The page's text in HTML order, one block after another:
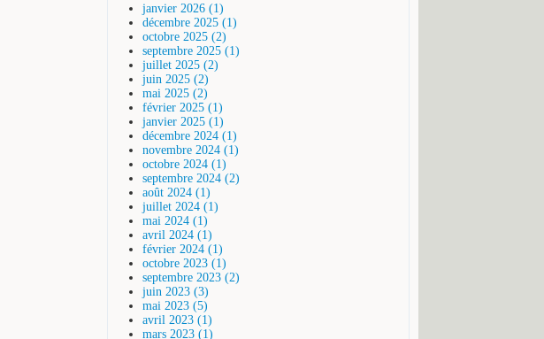
janvier 2026 (1)
décembre 2025 (1)
octobre 2025 (2)
septembre 2025 (1)
juillet 2025 (2)
juin 2025 (2)
mai 2025 (2)
février 2025 (1)
janvier 2025 (1)
décembre 2024 (1)
novembre 2024 (1)
octobre 2024 (1)
septembre 2024 (2)
août 2024 (1)
juillet 2024 (1)
mai 2024 (1)
avril 2024 (1)
février 2024 (1)
octobre 2023 (1)
septembre 2023 (2)
juin 2023 (3)
mai 2023 (5)
avril 2023 (1)
mars 2023 (1)